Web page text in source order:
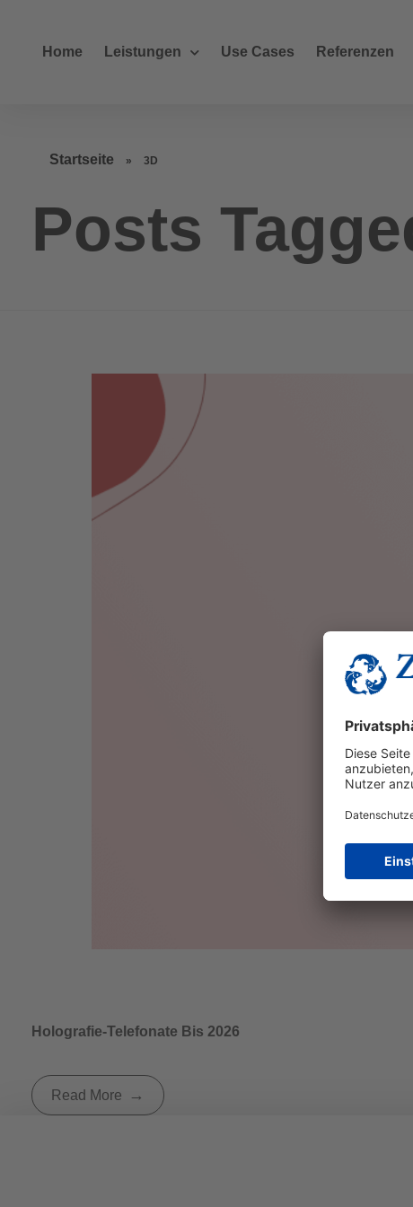
Home Leistungen Use Cases Referenzen
Startseite » 3D
Posts
Holografie-Telefonate Bis 2026
Read More